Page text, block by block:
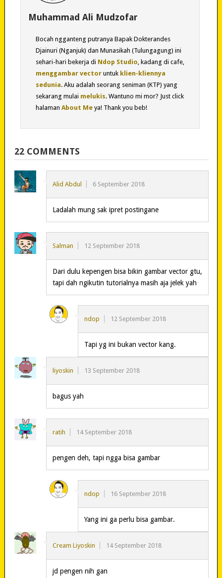
Muhammad Ali Mudzofar
Bocah ngganteng putranya Bapak Dokterandes
Djainuri (Nganjuk) dan Munasikah (Tulungagung) ini
sehari-hari bekerja di Ndop Studio , kadang di cafe,
menggambar vectoruntuk klien-kliennya
sedunia. Aku adalah seorang seniman (KTP) yang
sekarang mulai melukis. Wantuno mi mor? Just click
halaman About Meya! Thank you beb!
22 COMMENTS
Alid Abdul 6 September 2018
Ladalah mung sak ipret postingane
Salman 12 September 2018
Dari dulu kepengen bisa bikin gambar vector gtu,
tapi dah ngikutin tutorialnya masih aja jelek yah
ndop 12 September 2018
Tapi yg ini bukan vector kang.
liyoskin 13 September 2018
bagus yah
ratih 14 September 2018
pengen deh, tapi ngga bisa gambar
ndop 16 September 2018
Yang ini ga perlu bisa gambar.
Cream Liyoskin 14 September 2018
jd pengen nih gan